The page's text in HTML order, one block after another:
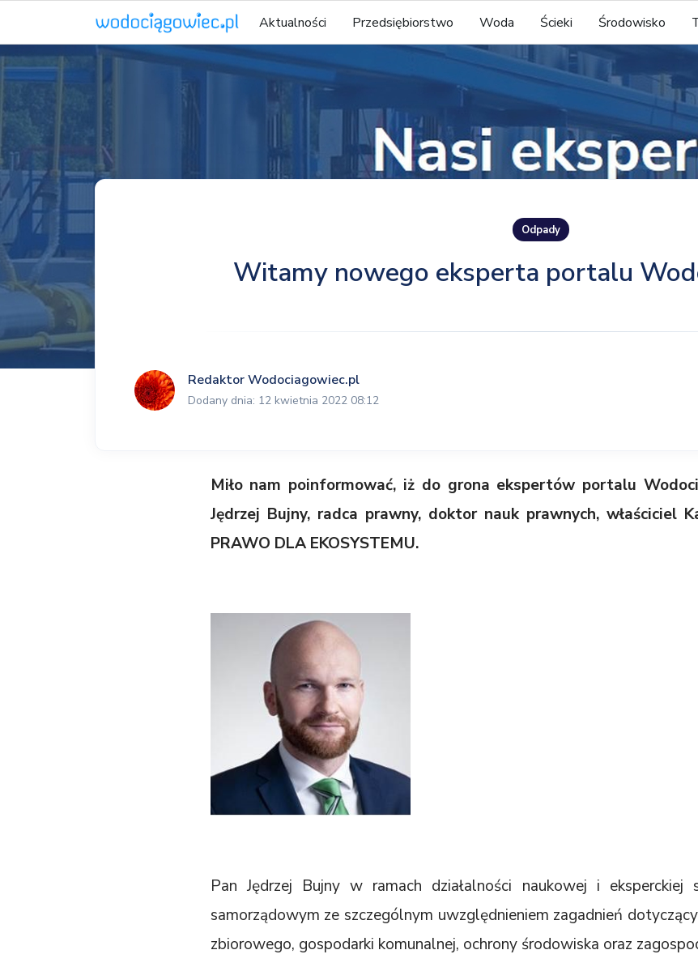
Aktualności Przedsiębiorstwo Woda Ścieki Środowisko
Odpady
Witamy nowego eksperta portalu
Redaktor Wodociagowiec.pl
Dodany dnia: 12 kwietnia 2022 08:12
Miło nam poinformować, iż do grona ekspertów portalu
Jędrzej Bujny, radca prawny, doktor nauk prawnych, właściciel
PRAWO DLA EKOSYSTEMU.
Pan Jędrzej Bujny w ramach działalności naukowej i
samorządowym ze szczególnym uwzględnieniem zagadnień
zbiorowego, gospodarki komunalnej, ochrony środowiska oraz